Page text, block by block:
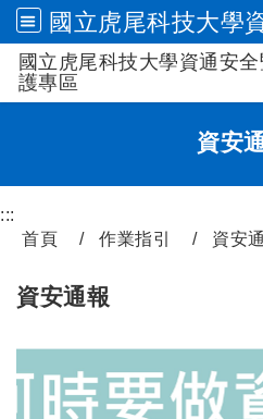
跳到主
國立虎尾科技大學資通安
護專區
資安
:::
首頁
作業指引 資安
資安通報